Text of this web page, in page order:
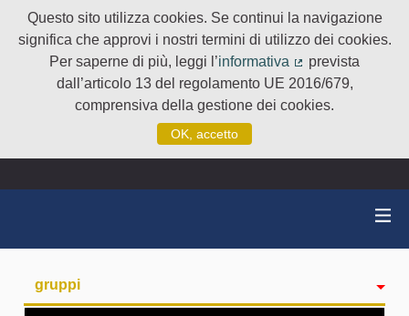
Questo sito utilizza cookies. Se continui la navigazione
significa che approvi i nostri termini di utilizzo dei cookies.
Per saperne di più, leggi l’informativa
(Collegamento
prevista
dall’articolo 13 del regolamento UE 2016/679,
comprensiva della gestione dei cookies.
OK, accetto
gruppi